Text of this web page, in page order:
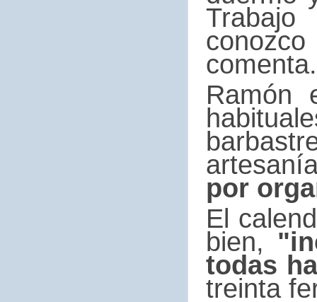
comenta.
Ramón
por
El
bien,
todas
treinta